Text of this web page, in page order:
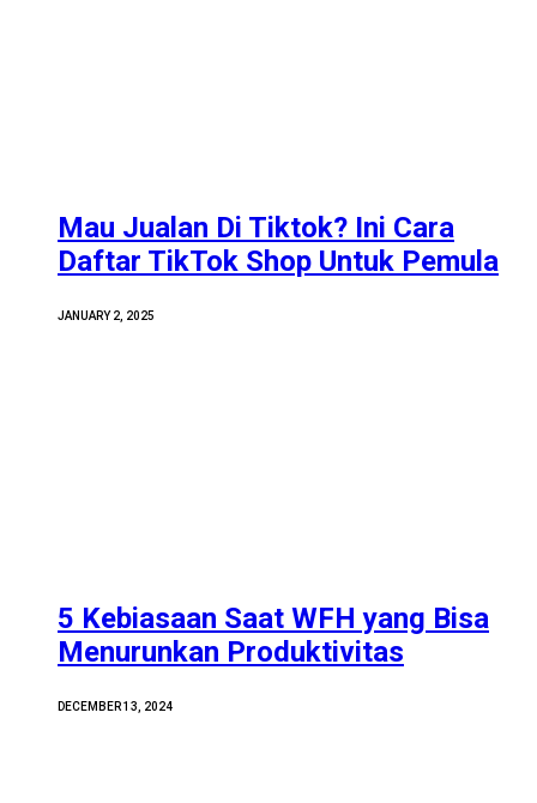
Mau Jualan Di Tiktok? Ini Cara
Daftar TikTok Shop Untuk Pemula
JANUARY 2, 2025
5 Kebiasaan Saat WFH yang Bisa
Menurunkan Produktivitas
DECEMBER 13, 2024